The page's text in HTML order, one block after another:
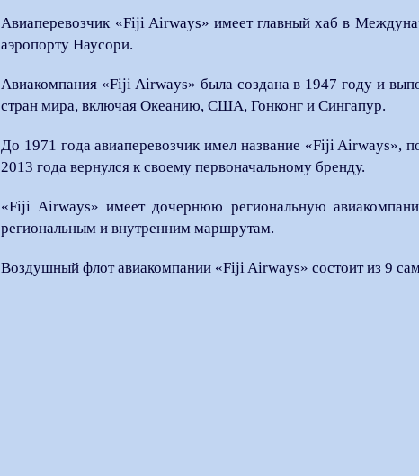
Авиаперевозчик «Fiji Airways» имеет главный хаб в
аэропорту Наусори.
Авиакомпания «Fiji Airways» была создана в 1947 году и
стран мира, включая Океанию, США, Гонконг и Сингапур.
До 1971 года авиаперевозчик имел название «Fiji Airways»,
2013 года вернулся к своему первоначальному бренду.
«Fiji Airways» имеет дочернюю региональную
региональным и внутренним маршрутам.
Воздушный флот авиакомпании «Fiji Airways» состоит из 9